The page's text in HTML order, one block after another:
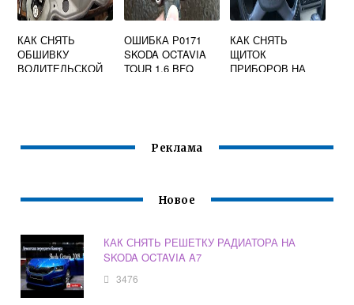
КАК СНЯТЬ
ОБШИВКУ
ВОДИТЕЛЬСКОЙ
ОШИБКА Р0171
SKODA OCTAVIA
TOUR 1.6 BFQ
КАК СНЯТЬ
ЩИТОК
ПРИБОРОВ НА
Реклама
Новое
КАК СНЯТЬ РЕШЕТКУ РАДИАТОРА НА
SKODA OCTAVIA A7
3476